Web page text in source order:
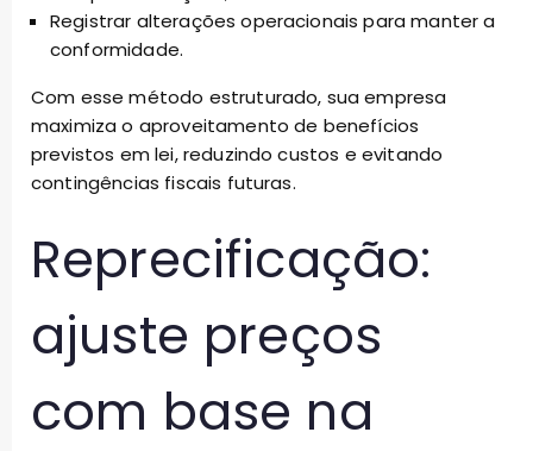
Registrar alterações operacionais para manter a
conformidade.
Com esse método estruturado, sua empresa
maximiza o aproveitamento de benefícios
previstos em lei, reduzindo custos e evitando
contingências fiscais futuras.
Reprecificação:
ajuste preços
com base na